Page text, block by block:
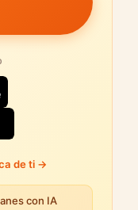
de ti →
con IA